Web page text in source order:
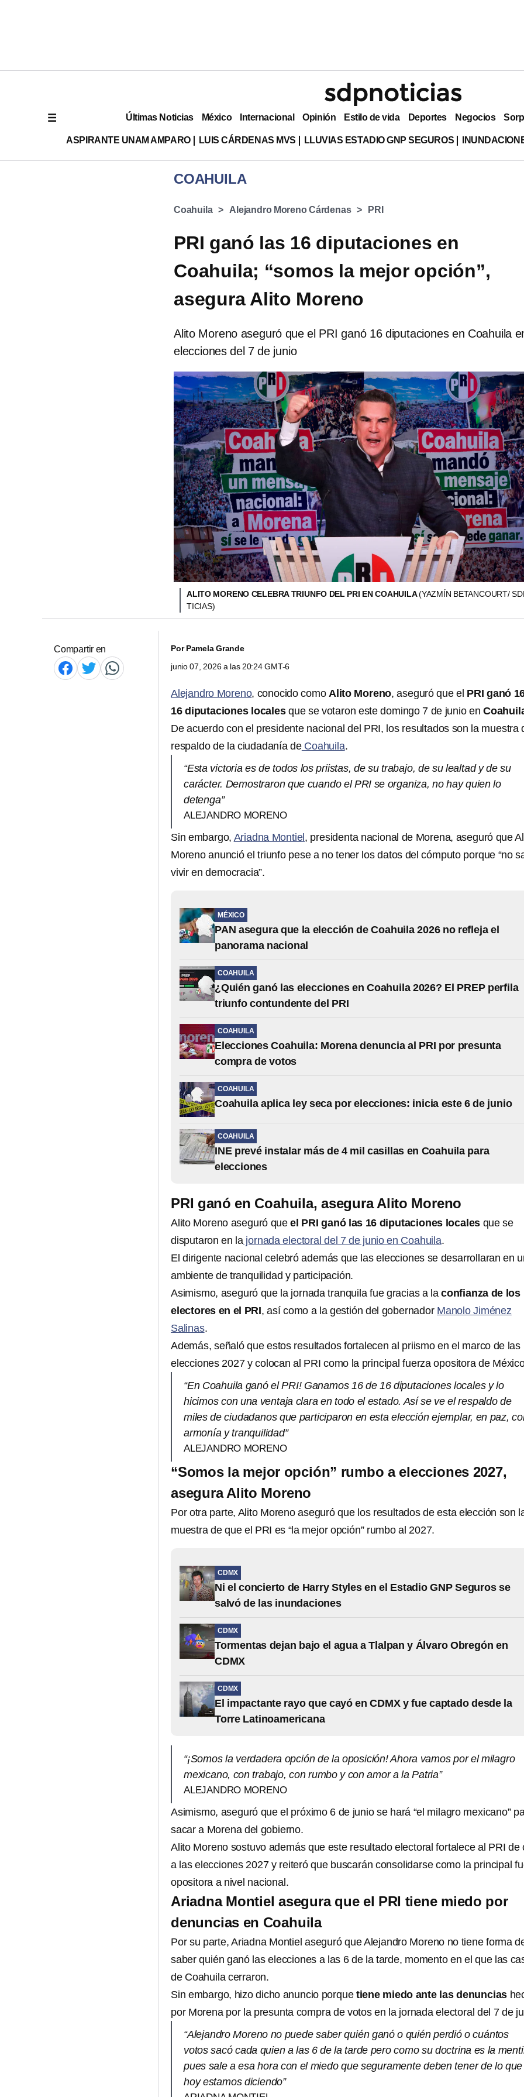
Últimas Noticias México Internacional Opinión Estilo de vida Deportes Negocios
ASPIRANTE UNAM AMPARO LUIS CÁRDENAS MVS LLUVIAS ESTADIO GNP SEGUROS
COAHUILA
Coahuila Alejandro Moreno Cárdenas PRI
PRI ganó las 16 diputaciones en
Coahuila; “somos la mejor opción”,
asegura Alito Moreno
Alito Moreno aseguró que el PRI ganó 16 diputaciones en Coahuila
elecciones del 7 de junio
ALITO MORENO CELEBRA TRIUNFO DEL PRI EN COAHUILA(YAZMÍN BETANCOURT/
TICIAS)
Compartir en PorPamela Grande
junio 07, 2026 a las 20:24 GMT-6
Alejandro Moreno, conocido comoAlito Moreno, aseguró que el PRI ganó
16 diputaciones localesque se votaron este domingo 7 de junio en
De acuerdo con el presidente nacional del PRI, los resultados son la muestra
respaldo de la ciudadanía deCoahuila.
“Esta victoria es de todos los priistas, de su trabajo, de su lealtad y de su
carácter. Demostraron que cuando el PRI se organiza, no hay quien lo
detenga”
ALEJANDRO MORENO
Sin embargo, Ariadna Montiel , presidenta nacional de Morena, aseguró que
Moreno anunció el triunfo pese a no tener los datos del cómputo porque “no
vivir en democracia”.
MÉXICO
PAN asegura que la elección de Coahuila 2026 no refleja el
panorama nacional
COAHUILA
¿Quién ganó las elecciones en Coahuila 2026? El PREP perfila
triunfo contundente del PRI
COAHUILA
Elecciones Coahuila: Morena denuncia al PRI por presunta
compra de votos
COAHUILA
Coahuila aplica ley seca por elecciones: inicia este 6 de junio
COAHUILA
INE prevé instalar más de 4 mil casillas en Coahuila para
elecciones
PRI ganó en Coahuila, asegura Alito Moreno
Alito Moreno aseguró queel PRI ganó las 16 diputaciones locales que se
disputaron en la jornada electoral del 7 de junio en Coahuila.
El dirigente nacional celebró además que las elecciones se desarrollaran en
ambiente de tranquilidad y participación.
Asimismo, aseguró que la jornada tranquila fue gracias a la confianza de los
electores en el PRI, así como a la gestión del gobernador Manolo Jiménez
Salinas.
Además, señaló que estos resultados fortalecen al priismo en el marco de las
elecciones 2027 y colocan al PRI como la principal fuerza opositora de
“En Coahuila ganó el PRI! Ganamos 16 de 16 diputaciones locales y lo
hicimos con una ventaja clara en todo el estado. Así se ve el respaldo de
miles de ciudadanos que participaron en esta elección ejemplar, en paz,
armonía y tranquilidad”
ALEJANDRO MORENO
“Somos la mejor opción” rumbo a elecciones 2027,
asegura Alito Moreno
Por otra parte, Alito Moreno aseguró que los resultados de esta elección son
muestra de que el PRI es “la mejor opción” rumbo al 2027.
CDMX
Ni el concierto de Harry Styles en el Estadio GNP Seguros se
salvó de las inundaciones
CDMX
Tormentas dejan bajo el agua a Tlalpan y Álvaro Obregón en
CDMX
CDMX
El impactante rayo que cayó en CDMX y fue captado desde la
Torre Latinoamericana
“¡Somos la verdadera opción de la oposición! Ahora vamos por el milagro
mexicano, con trabajo, con rumbo y con amor a la Patria”
ALEJANDRO MORENO
Asimismo, aseguró que el próximo 6 de junio se hará “el milagro mexicano”
sacar a Morena del gobierno.
Alito Moreno sostuvo además que este resultado electoral fortalece al PRI de
a las elecciones 2027 y reiteró que buscarán consolidarse como la principal
opositora a nivel nacional.
Ariadna Montiel asegura que el PRI tiene miedo por
denuncias en Coahuila
Por su parte, Ariadna Montiel aseguró que Alejandro Moreno no tiene forma
saber quién ganó las elecciones a las 6 de la tarde, momento en el que las
de Coahuila cerraron.
Sin embargo, hizo dicho anuncio porquetiene miedo ante las denuncias
por Morena por la presunta compra de votos en la jornada electoral del 7 de
“Alejandro Moreno no puede saber quién ganó o quién perdió o cuántos
votos sacó cada quien a las 6 de la tarde pero como su doctrina es la
pues sale a esa hora con el miedo que seguramente deben tener de lo que
hoy estamos diciendo”